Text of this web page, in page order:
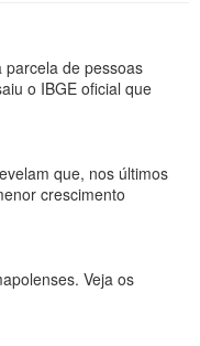
parcela de pessoas
o IBGE oficial que
que, nos últimos
crescimento
Veja os